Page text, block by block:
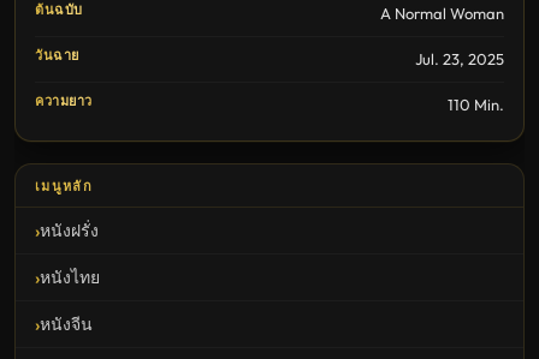
ต้นฉบับ A Normal Woman
วันฉาย Jul. 23, 2025
ความยาว 110 Min.
เมนูหลัก
หนังฝรั่ง
หนังไทย
หนังจีน